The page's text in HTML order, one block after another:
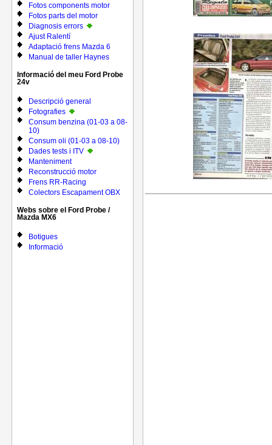
Fotos components motor
Fotos parts del motor
Diagnosis errors
Ajust Ralentí
Adaptació frens Mazda 6
Manual de taller Haynes
Informació del meu Ford Probe
24v
Descripció general
Fotografies
Consum benzina (01-03 a 08-
10)
Consum oli (01-03 a 08-10)
Dades tests i ITV
Manteniment
Reconstrucció motor
Frens RR-Racing
Colectors Escapament OBX
Webs sobre el Ford Probe /
Mazda MX6
Botigues
Informació